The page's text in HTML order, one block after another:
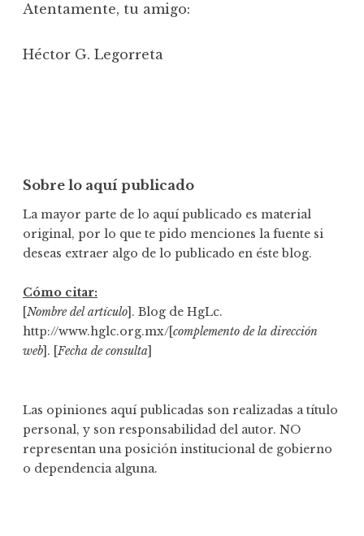
Atentamente, tu amigo:
Héctor G. Legorreta
Sobre lo aquí publicado
La mayor parte de lo aquí publicado es material
original, por lo que te pido menciones la fuente si
deseas extraer algo de lo publicado en éste blog.
Cómo citar:
[Nombre del artículo]. Blog de HgLc.
http://www.hglc.org.mx/[complemento de la dirección
web]. [Fecha de consulta]
Las opiniones aquí publicadas son realizadas a título
personal, y son responsabilidad del autor. NO
representan una posición institucional de gobierno
o dependencia alguna.